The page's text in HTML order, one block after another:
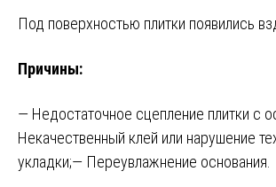
Под поверхностью плитки появились
Причины:
— Недостаточное сцепление плитки с
Некачественный клей или нарушение
укладки;— Переувлажнение основания.